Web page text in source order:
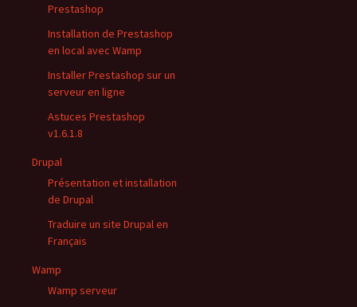
Prestashop
Installation de Prestashop
en local avec Wamp
Installer Prestashop sur un
serveur en ligne
Astuces Prestashop
v1.6.1.8
Drupal
Présentation et installation
de Drupal
Traduire un site Drupal en
Français
Wamp
Wamp serveur